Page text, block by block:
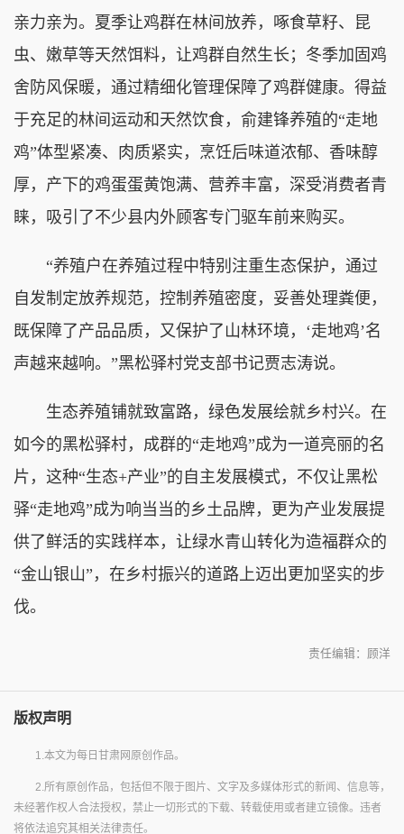
亲力亲为。夏季让鸡群在林间放养，啄食草籽、昆
虫、嫩草等天然饵料，让鸡群自然生长；冬季加固鸡
舍防风保暖，通过精细化管理保障了鸡群健康。得益
于充足的林间运动和天然饮食，俞建锋养殖的“走地
鸡”体型紧凑、肉质紧实，烹饪后味道浓郁、香味醇
厚，产下的鸡蛋蛋黄饱满、营养丰富，深受消费者青
睐，吸引了不少县内外顾客专门驱车前来购买。
“养殖户在养殖过程中特别注重生态保护，通过
自发制定放养规范，控制养殖密度，妥善处理粪便，
既保障了产品品质，又保护了山林环境，‘走地鸡’名
声越来越响。”黑松驿村党支部书记贾志涛说。
生态养殖铺就致富路，绿色发展绘就乡村兴。在
如今的黑松驿村，成群的“走地鸡”成为一道亮丽的名
片，这种“生态+产业”的自主发展模式，不仅让黑松
驿“走地鸡”成为响当当的乡土品牌，更为产业发展提
供了鲜活的实践样本，让绿水青山转化为造福群众的
“金山银山”，在乡村振兴的道路上迈出更加坚实的步
伐。
责任编辑：顾洋
版权声明
1.本文为每日甘肃网原创作品。
2.所有原创作品，包括但不限于图片、文字及多媒体形式的新闻、信息等，
未经著作权人合法授权，禁止一切形式的下载、转载使用或者建立镜像。违者
将依法追究其相关法律责任。